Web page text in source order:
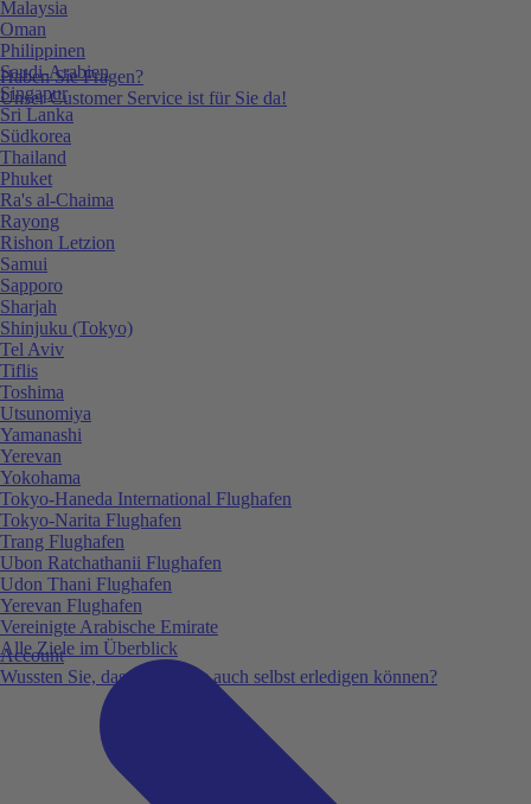
Haben Sie Fragen?
Unser Customer Service ist für Sie da!
Account
Wussten Sie, dass Sie vieles auch selbst erledigen können?
Malaysia
Oman
Philippinen
Saudi-Arabien
Singapur
Sri Lanka
Südkorea
Thailand
Phuket
Ra's al-Chaima
Rayong
Rishon Letzion
Samui
Sapporo
Sharjah
Shinjuku (Tokyo)
Tel Aviv
Tiflis
Toshima
Utsunomiya
Yamanashi
Yerevan
Yokohama
Tokyo-Haneda International Flughafen
Tokyo-Narita Flughafen
Trang Flughafen
Ubon Ratchathanii Flughafen
Udon Thani Flughafen
Yerevan Flughafen
Vereinigte Arabische Emirate
Alle Ziele im Überblick